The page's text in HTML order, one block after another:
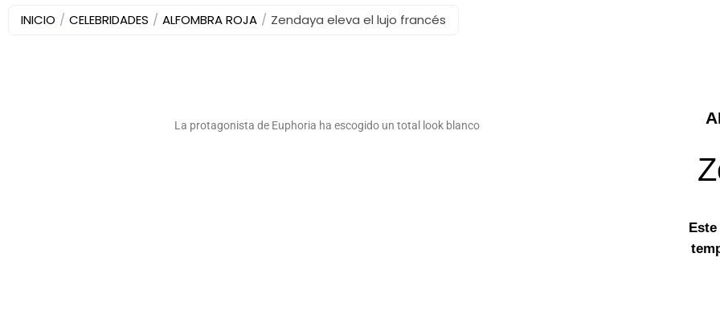
INICIO / CELEBRIDADES / ALFOMBRA ROJA / Zendaya eleva el lujo francés
La protagonista de Euphoria ha escogido un total look blanco